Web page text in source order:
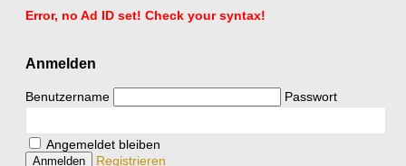
Error, no Ad ID set! Check your syntax!
Anmelden
Benutzername Passwort
Angemeldet bleiben
Registrieren